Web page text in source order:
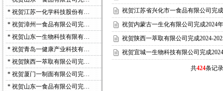
* 祝贺江苏一化学科技股份有…
* 祝贺漳州一食品有限公司完…
* 祝贺山东一生物科技有限有…
* 祝贺青岛一健康产业科技有…
* 祝贺陕西一萃取有限公司完…
* 祝贺厦门一制面有限公司完…
* 祝贺山东一食品有限公司完…
祝贺江苏省兴化市一食品有限公司完
祝贺内蒙古一生化有限公司完成2024
祝贺陕西一萃取有限公司完成2024-
祝贺宜城一生物科技有限公司完成
共424条记